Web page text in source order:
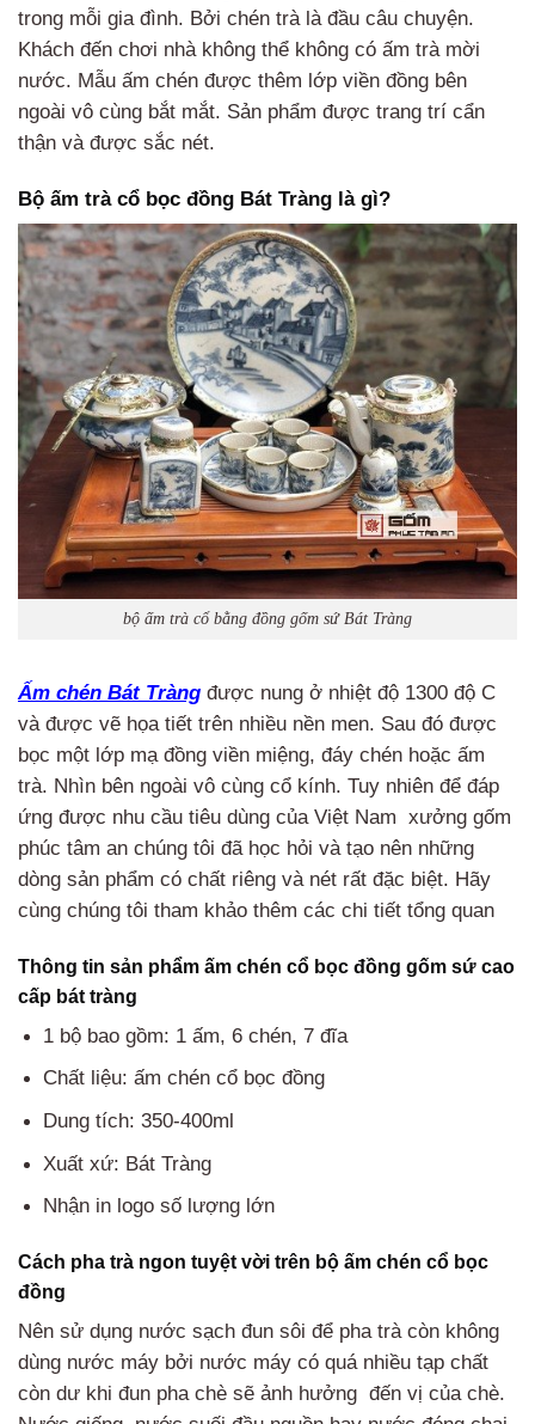
trong mỗi gia đình. Bởi chén trà là đầu câu chuyện.
Khách đến chơi nhà không thể không có ấm trà mời
nước. Mẫu ấm chén được thêm lớp viền đồng bên
ngoài vô cùng bắt mắt. Sản phẩm được trang trí cẩn
thận và được sắc nét.
Bộ ấm trà cổ bọc đồng Bát Tràng là gì?
bộ ấm trà cổ bằng đồng gốm sứ Bát Tràng
Ấm chén Bát Tràng được nung ở nhiệt độ 1300 độ C
và được vẽ họa tiết trên nhiều nền men. Sau đó được
bọc một lớp mạ đồng viền miệng, đáy chén hoặc ấm
trà. Nhìn bên ngoài vô cùng cổ kính. Tuy nhiên để đáp
ứng được nhu cầu tiêu dùng của Việt Nam xưởng gốm
phúc tâm an chúng tôi đã học hỏi và tạo nên những
dòng sản phẩm có chất riêng và nét rất đặc biệt. Hãy
cùng chúng tôi tham khảo thêm các chi tiết tổng quan
Thông tin sản phẩm ấm chén cổ bọc đồng gốm sứ cao
cấp bát tràng
1 bộ bao gồm: 1 ấm, 6 chén, 7 đĩa
Chất liệu: ấm chén cổ bọc đồng
Dung tích: 350-400ml
Xuất xứ: Bát Tràng
Nhận in logo số lượng lớn
Cách pha trà ngon tuyệt vời trên bộ ấm chén cổ bọc
đồng
Nên sử dụng nước sạch đun sôi để pha trà còn không
dùng nước máy bởi nước máy có quá nhiều tạp chất
còn dư khi đun pha chè sẽ ảnh hưởng đến vị của chè.